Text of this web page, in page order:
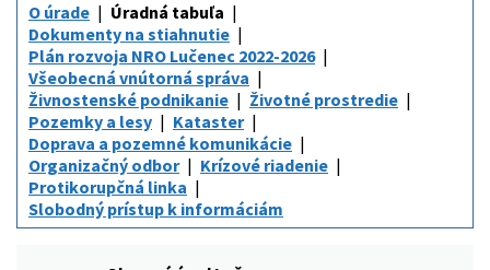
O úrade
Úradná tabuľa
Dokumenty na stiahnutie
Plán rozvoja NRO Lučenec 2022-2026
Všeobecná vnútorná správa
Živnostenské podnikanie
Životné prostredie
Pozemky a lesy
Kataster
Doprava a pozemné komunikácie
Organizačný odbor
Krízové riadenie
Protikorupčná linka
Slobodný prístup k informáciám